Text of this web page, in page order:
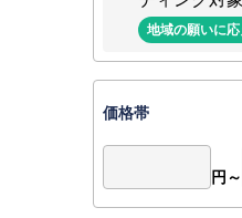
地域の願いに
価格帯
円～